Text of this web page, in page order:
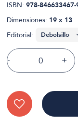
ISBN: 978-846633467-
Dimensiones: 19 x 13
Editorial:
- +